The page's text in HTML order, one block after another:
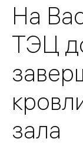
На
ТЭЦ
зала